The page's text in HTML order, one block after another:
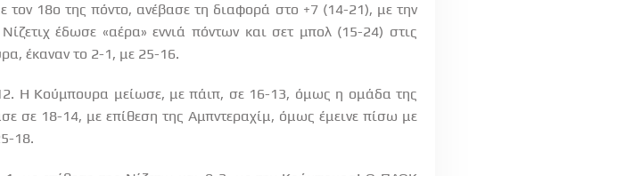
18ο της πόντο, ανέβασε τη διαφορά στο +7 (14-21), με την
έδωσε «αέρα» εννιά πόντων και σετ μπολ (15-24) στις
έκαναν το 2-1, με 25-16.
Η Κούμπουρα μείωσε, με πάιπ, σε 16-13, όμως η ομάδα της
σε 18-14, με επίθεση της Αμπντεραχίμ, όμως έμεινε πίσω με
18.